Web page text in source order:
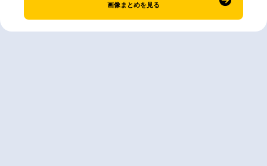
画像まとめを見る